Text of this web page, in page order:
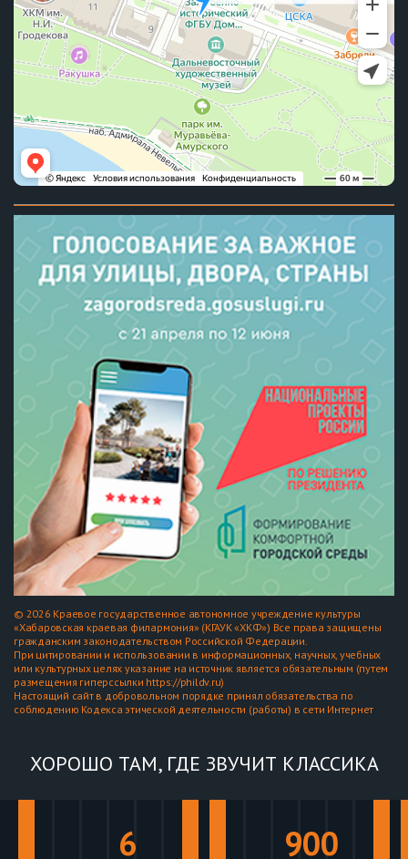
© 2026 Краевое государственное автономное учреждение культуры
«Хабаровская краевая филармония» (КГАУК «ХКФ») Все права защищены
гражданским законодательством Российской Федерации.
При цитировании и использовании в информационных, научных, учебных
или культурных целях указание на источник является обязательным (путем
размещения гиперссылки https://phildv.ru)
Настоящий сайт в добровольном порядке принял обязательства по
соблюдению Кодекса этической деятельности (работы) в сети Интернет
ХОРОШО ТАМ, ГДЕ ЗВУЧИТ КЛАССИКА
6 900